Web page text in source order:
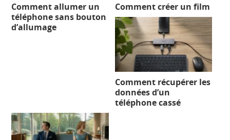
Comment allumer un
téléphone sans bouton
d’allumage
Comment créer un film
Comment récupérer les
données d’un
téléphone cassé